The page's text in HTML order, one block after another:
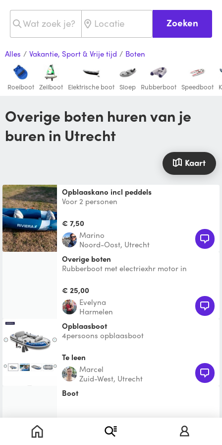
Zoeken
Alles / Vakantie, Sport & Vrije tijd / Boten
Roeiboot Zeilboot Elektrische boot Sloep Rubberboot Speedboot
Overige boten huren van je
buren in Utrecht
Kaart
Opblaaskano incl peddels
Voor 2 personen
€ 7,50
Marino
Noord-Oost, Utrecht
Overige boten
Rubberboot met electriexhr motor in
€ 25,00
evelyna
Harmelen
Opblaasboot
4persoons opblaasboot
Te leen
Marcel
Zuid-West, Utrecht
boot
Peter Maarten